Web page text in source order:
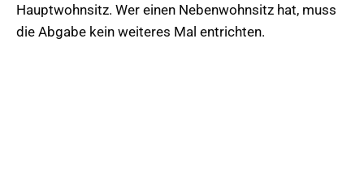
Hauptwohnsitz. Wer einen Nebenwohnsitz hat, muss
die Abgabe kein weiteres Mal entrichten.